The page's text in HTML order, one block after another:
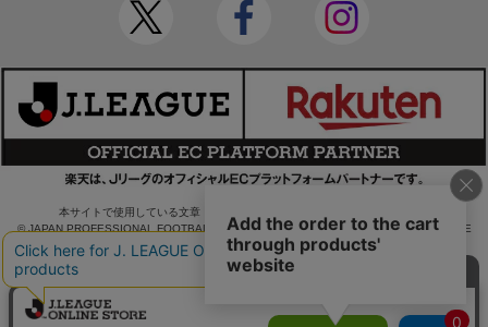
本サイトで使用している文章・画像等の無断での複製・転載を禁止します。
© JAPAN PROFESSIONAL FOOTBALL LEAGUE Rakuten Group, Inc. ALL RIGHTS RE
SERVED.